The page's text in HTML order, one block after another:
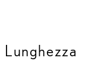
Lunghezza